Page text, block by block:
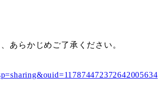
あらかじめご了承ください。